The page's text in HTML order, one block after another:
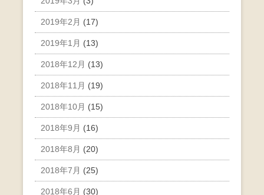
2019年2月 (17)
2019年1月 (13)
2018年12月 (13)
2018年11月 (19)
2018年10月 (15)
2018年9月 (16)
2018年8月 (20)
2018年7月 (25)
2018年6月 (30)